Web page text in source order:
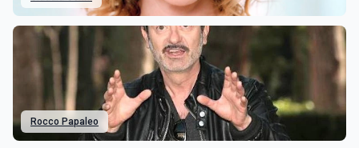
Rocco Papaleo